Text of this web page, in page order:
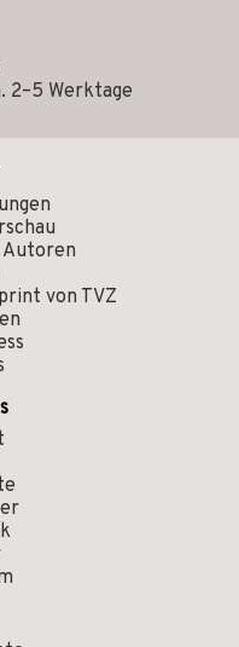
2–5 Werktage
von TVZ